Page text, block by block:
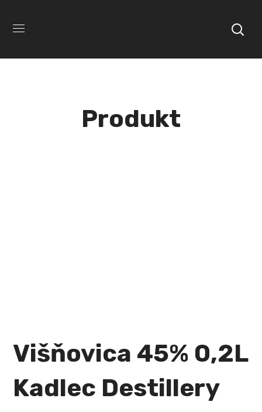
Produkt
Višňovica 45% 0,2L
Kadlec Destillery